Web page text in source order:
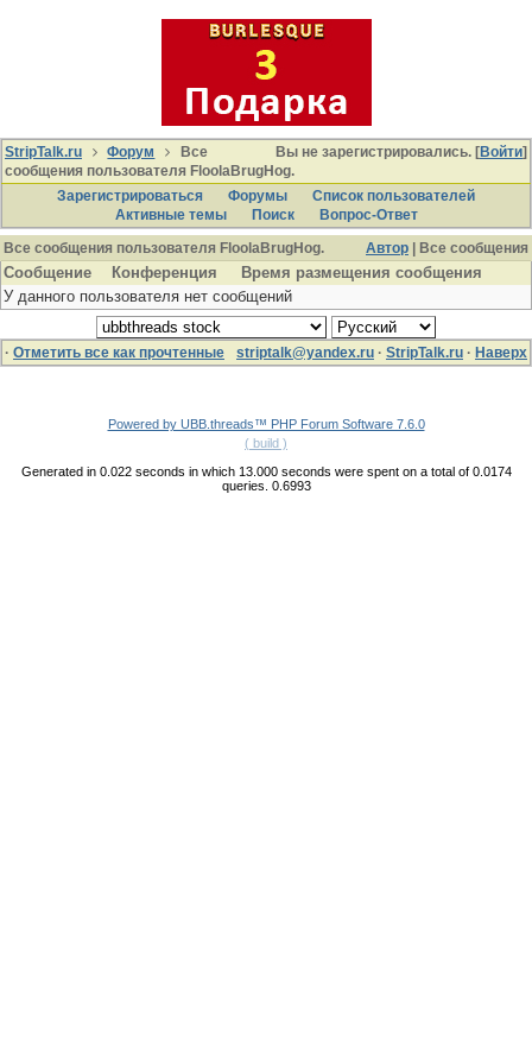
Вы не зарегистрировались. [Войти]
StripTalk.ru Форум
Все
сообщения пользователя FloolaBrugHog.
Зарегистрироваться
Форумы
Список пользователей
Активные темы
Поиcк
Вопрос-Ответ
Автор | Все сообщения
Все сообщения пользователя FloolaBrugHog.
Сообщение Конференция
Время размещения сообщения
У данного пользователя нет сообщений
· Отметить все как прочтенные striptalk@yandex.ru · StripTalk.ru · Наверх
Powered by UBB.threads™ PHP Forum Software 7.6.0
( build )
Generated in 0.022 seconds in which 13.000 seconds were spent on a total of 0.0174
queries. 0.6993